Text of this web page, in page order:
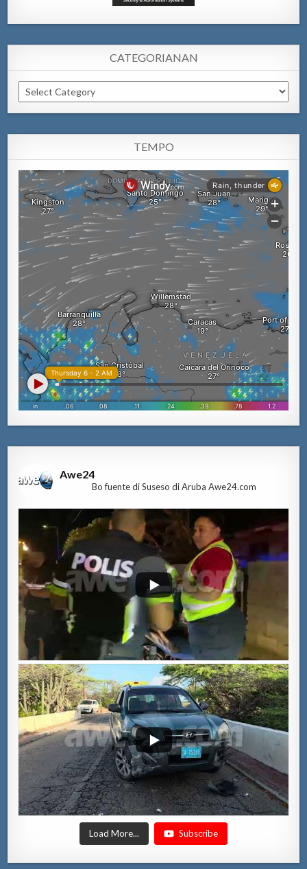
CATEGORIANAN
Categorianan
TEMPO
Awe24
Bo fuente di Suseso di Aruba Awe24.com
Load More... Subscribe